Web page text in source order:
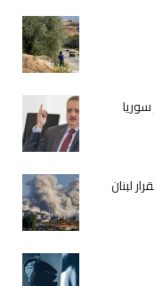
لبنان